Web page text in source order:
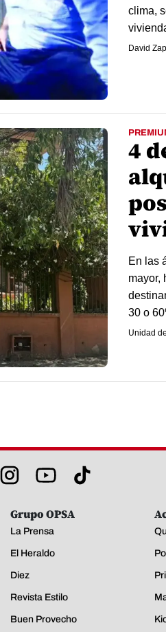
clima,
David
4
En las
mayor,
30 o
Unidad
Grupo OPSA
La Prensa
El Heraldo
Diez
Revista Estilo
Buen Provecho